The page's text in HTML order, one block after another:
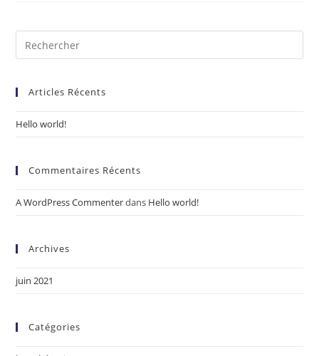
Articles Récents
Hello world!
Commentaires Récents
A WordPress Commenterdans Hello world!
Archives
juin 2021
Catégories